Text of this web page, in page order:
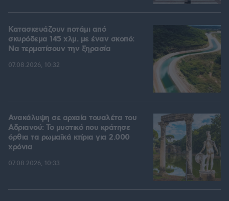
Κατασκευάζουν ποτάμι από
σκυρόδεμα 145 χλμ. με έναν σκοπό:
Να τερματίσουν την ξηρασία
07.08.2026, 10:32
Ανακάλυψη σε αρχαία τουαλέτα του
Αδριανού: Το μυστικό που κράτησε
όρθια τα ρωμαϊκά κτίρια για 2.000
χρόνια
07.08.2026, 10:33